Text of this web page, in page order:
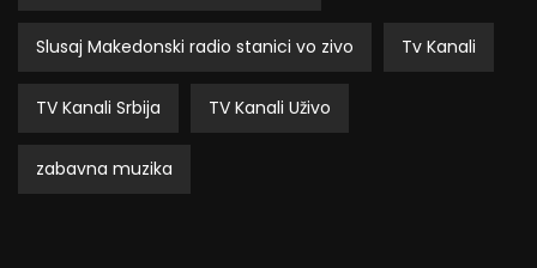
Slusaj Makedonski radio stanici vo zivo Tv Kanali
TV Kanali Srbija TV Kanali Uživo
zabavna muzika